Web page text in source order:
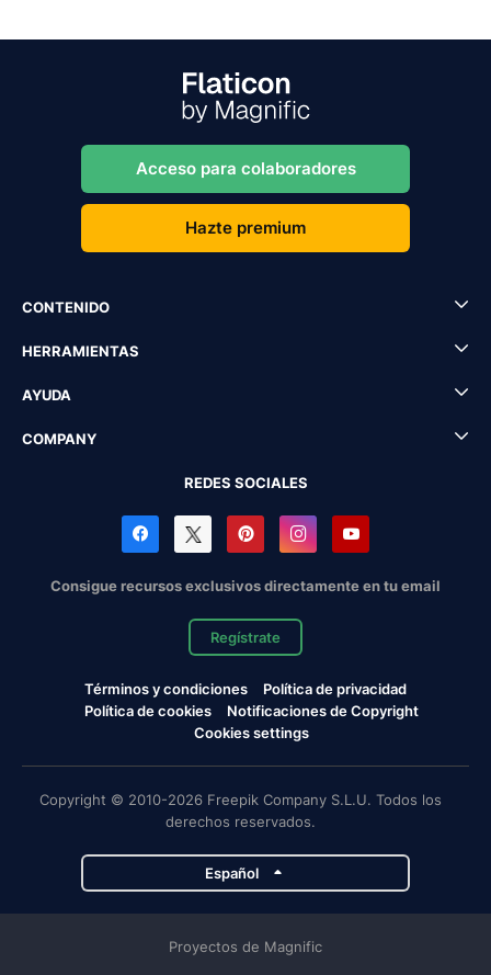
Acceso para colaboradores
Hazte premium
CONTENIDO
HERRAMIENTAS
AYUDA
COMPANY
REDES SOCIALES
Consigue recursos exclusivos directamente en tu email
Regístrate
Términos y condiciones
Política de privacidad
Política de cookies
Notificaciones de Copyright
Cookies settings
Copyright © 2010-2026 Freepik Company S.L.U. Todos los
derechos reservados.
Español
Proyectos de Magnific